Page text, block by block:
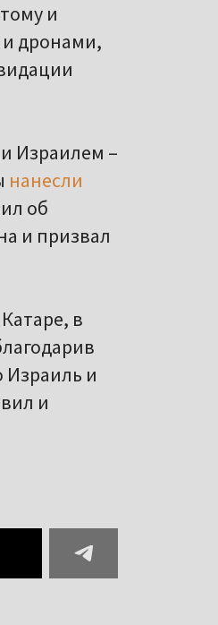
и
и дронами,
Израилем –
нанесли
об
и призвал
в
Израиль и
и